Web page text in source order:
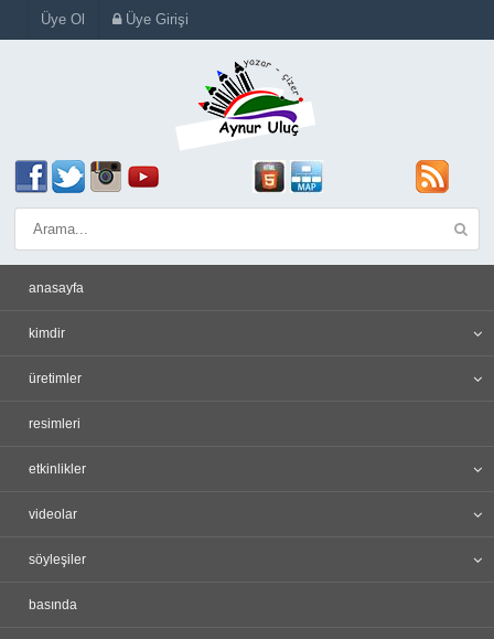
Üye Ol Üye Girişi
anasayfa
kimdir
üretimler
resimleri
etkinlikler
videolar
söyleşiler
basında